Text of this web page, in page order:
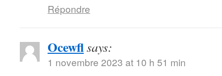
Répondre
Ocewflsays:
1 novembre 2023 at 10 h 51 min